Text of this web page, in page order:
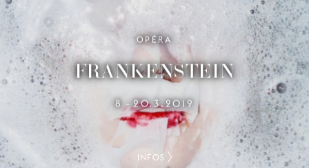
OPÉRA
FRANKENSTEIN
8 – 20.3.2019
INFOS